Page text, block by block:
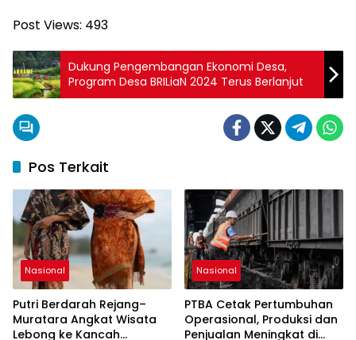
Post Views: 493
Dukung Pengembangan Ekonomi Desa,
Program Desa BRILiaN 2024 Terus Berlanjut
Pos Terkait
Nasional
Putri Berdarah Rejang–
Muratara Angkat Wisata
Lebong ke Kancah
Nasional
PTBA Cetak Pertumbuhan
Operasional, Produksi dan
Penjualan Meningkat di